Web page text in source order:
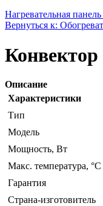
Нагревательная
Вернуться к:
Описание
Характеристики
Тип
Модель
Мощность, Вт
Макс. температура, °С
Гарантия
Страна-изготовитель